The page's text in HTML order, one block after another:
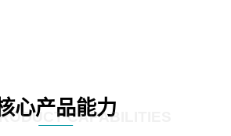
心产品能力CAPABILITIES